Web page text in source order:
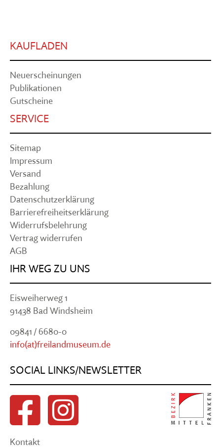
KAUFLADEN
Neuerscheinungen
Publikationen
Gutscheine
SERVICE
Sitemap
Impressum
Versand
Bezahlung
Datenschutzerklärung
Barrierefreiheitserklärung
Widerrufsbelehrung
Vertrag widerrufen
AGB
IHR WEG ZU UNS
Eisweiherweg 1
91438 Bad Windsheim
09841 / 6680-0
info(at)freilandmuseum.de
SOCIAL LINKS/NEWSLETTER
Kontakt